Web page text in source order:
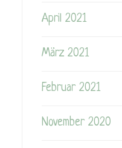
April 2021
März 2021
Februar 2021
November 2020